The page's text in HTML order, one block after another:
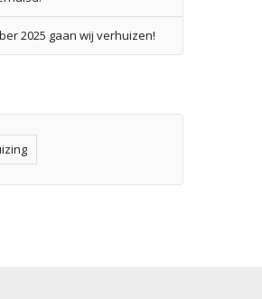
2025 gaan wij verhuizen!